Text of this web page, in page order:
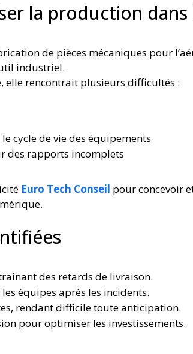
la production dans
de pièces mécaniques pour
industriel.
elle rencontrait plusieurs difficultés :
cycle de vie des équipements
des rapports incomplets
Euro Tech Conseil pour concevoir
des retards de livraison.
équipes après les incidents.
rendant difficile toute anticipation.
pour optimiser les investissements.